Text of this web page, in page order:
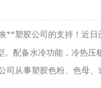
**塑胶公司的支持！近
。配备水冷功能，冷热压
司从事塑胶色粉、色母